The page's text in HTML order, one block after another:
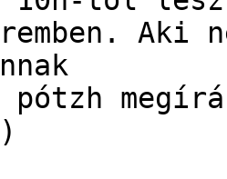
Aki
pótzh